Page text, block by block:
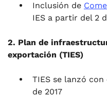
Inclusión de
IES a partir del 2
2. Plan de
exportación (TIES)
TIES se lanzó
de 2017